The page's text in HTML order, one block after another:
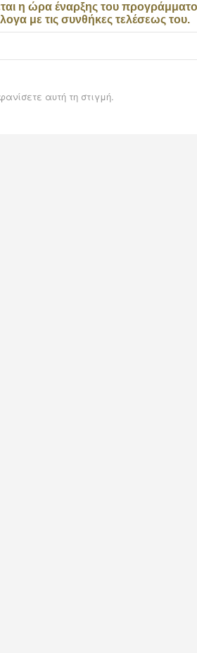
η ώρα έναρξης του
με τις συνθήκες τελέσεως του.
αυτή τη στιγμή.